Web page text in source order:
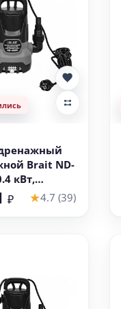
Brait ND-
кВт,
вода)
₽ ★4.7 (39)